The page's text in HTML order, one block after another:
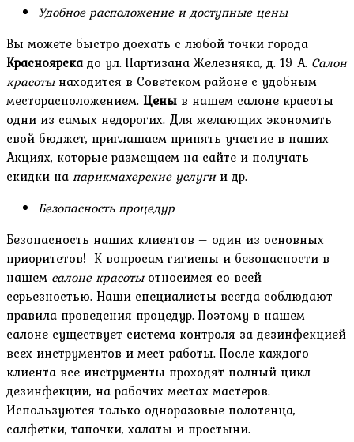
Удобное расположение и доступные цены
Вы можете быстро доехать с любой точки города
Красноярскадо ул. Партизана Железняка, д. 19 А. Салон
красотынаходится в Советском районе с удобным
месторасположением. Цены в нашем салоне красоты
одни из самых недорогих. Для желающих экономить
свой бюджет, приглашаем принять участие в наших
Акциях, которые размещаем на сайте и получать
скидки на парикмахерские услугии др.
Безопасность процедур
Безопасность наших клиентов – один из основных
приоритетов! К вопросам гигиены и безопасности в
нашем салоне красотыотносимся со всей
серьезностью. Наши специалисты всегда соблюдают
правила проведения процедур. Поэтому в нашем
салоне существует система контроля за дезинфекцией
всех инструментов и мест работы. После каждого
клиента все инструменты проходят полный цикл
дезинфекции, на рабочих местах мастеров.
Используются только одноразовые полотенца,
салфетки, тапочки, халаты и простыни.